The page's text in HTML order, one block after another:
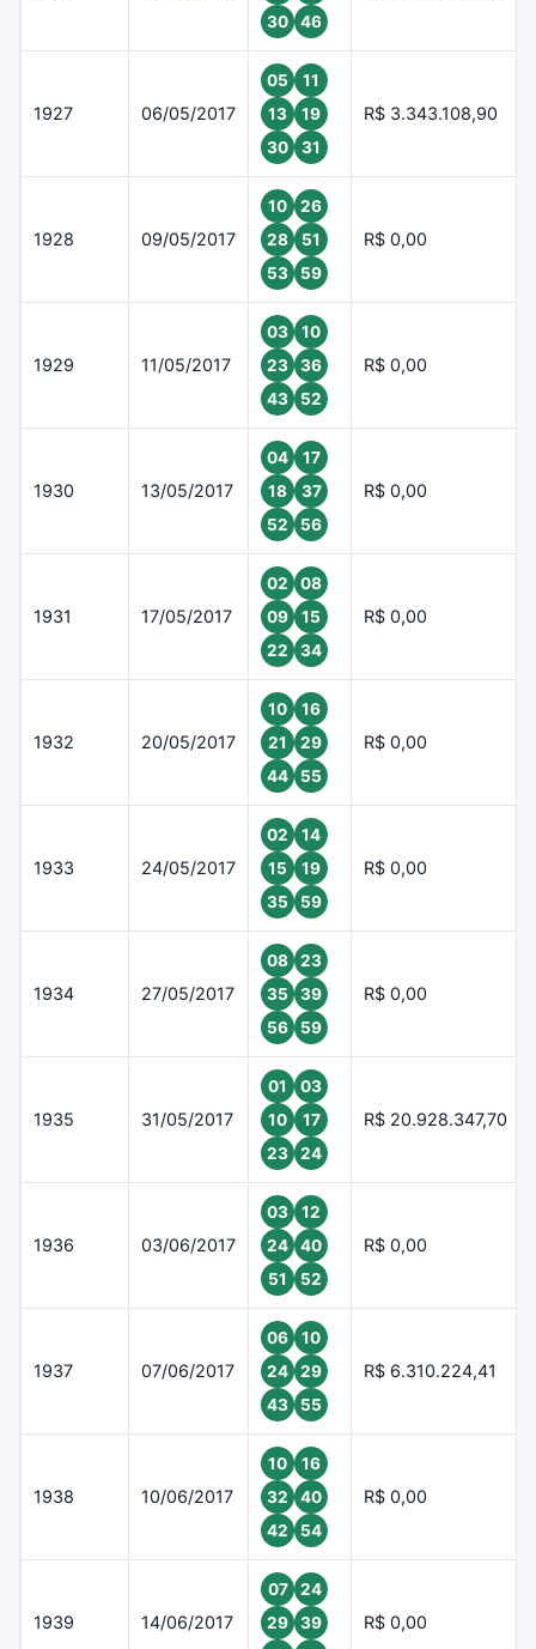
30
46
1927 06/05/2017
05
11
13
19
30
31
R$ 3.343.108,90
1928 09/05/2017
10
26
28
51
53
59
R$ 0,00
1929 11/05/2017
03
10
23
36
43
52
R$ 0,00
1930 13/05/2017
04
17
18
37
52
56
R$ 0,00
1931 17/05/2017
02
08
09
15
22
34
R$ 0,00
1932 20/05/2017
10
16
21
29
44
55
R$ 0,00
1933 24/05/2017
02
14
15
19
35
59
R$ 0,00
1934 27/05/2017
08
23
35
39
56
59
R$ 0,00
1935 31/05/2017
01
03
10
17
23
24
R$ 20.928.347,70
1936 03/06/2017
03
12
24
40
51
52
R$ 0,00
1937 07/06/2017
06
10
24
29
43
55
R$ 6.310.224,41
1938 10/06/2017
10
16
32
40
42
54
R$ 0,00
1939 14/06/2017
07
24
29
39
R$ 0,00